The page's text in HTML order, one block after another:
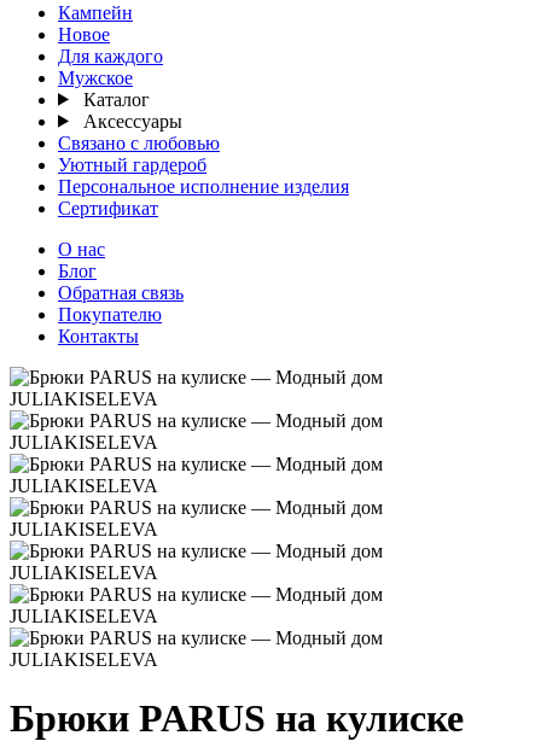
Кампейн
Новое
Для каждого
Мужское
Каталог
Аксессуары
Связано с любовью
Уютный гардероб
Персональное исполнение изделия
Сертификат
О нас
Блог
Обратная связь
Покупателю
Контакты
Брюки PARUS на кулиске